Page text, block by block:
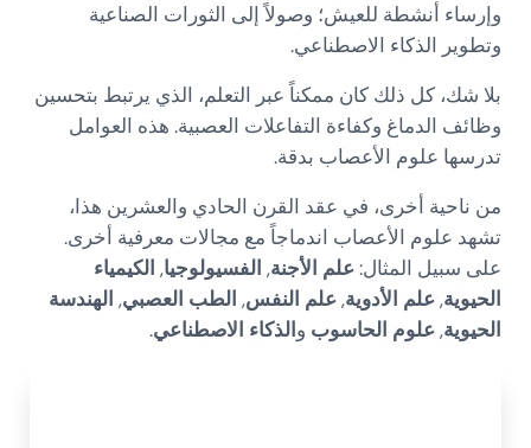
وإرساء أنشطة للعيش؛ وصولاً إلى الثورات الصناعية
وتطوير الذكاء الاصطناعي.
بلا شك، كل ذلك كان ممكناً عبر التعلم، الذي يرتبط بتحسين
وظائف الدماغ وكفاءة التفاعلات العصبية. هذه العوامل
تدرسها علوم الأعصاب بدقة.
من ناحية أخرى، في عقد القرن الحادي والعشرين هذا،
تشهد علوم الأعصاب اندماجاً مع مجالات معرفية أخرى.
على سبيل المثال: علم الأجنة, الفسيولوجيا, الكيمياء
الحيوية, علم الأدوية, علم النفس, الطب العصبي, الهندسة
الحيوية, علوم الحاسوب والذكاء الاصطناعي.